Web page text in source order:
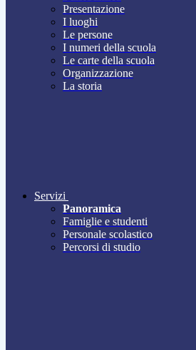
Presentazione
I luoghi
Le persone
I numeri della scuola
Le carte della scuola
Organizzazione
La storia
Servizi
Panoramica
Famiglie e studenti
Personale scolastico
Percorsi di studio